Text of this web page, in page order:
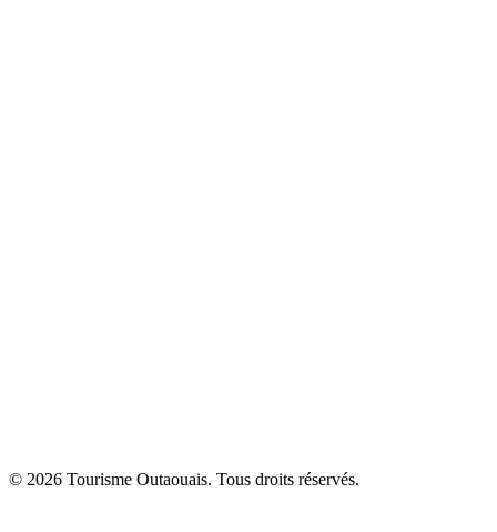
© 2026 Tourisme Outaouais. Tous droits réservés.